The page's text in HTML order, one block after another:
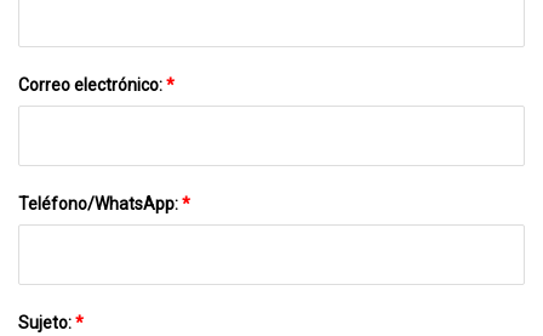
Correo electrónico:*
Teléfono/WhatsApp:*
Sujeto:*